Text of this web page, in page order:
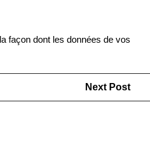
façon dont les données de vos
Next Post